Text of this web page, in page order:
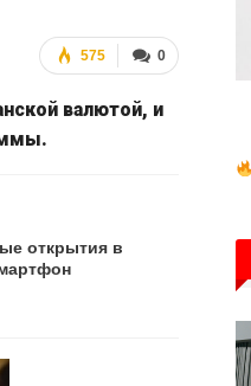
0
575
валютой, и
открытия в